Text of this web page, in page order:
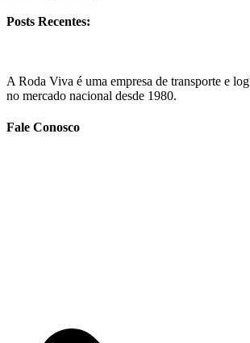
Posts Recentes:
A Roda Viva é uma empresa de transporte e
no mercado nacional desde 1980.
Fale Conosco